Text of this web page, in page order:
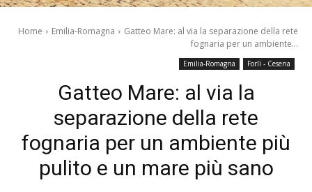
Home Emilia-Romagna
Gatteo Mare: al via la separazione della rete
fognaria per un ambiente...
Emilia-Romagna Forlì - Cesena
Gatteo Mare: al via la
separazione della rete
fognaria per un ambiente più
pulito e un mare più sano